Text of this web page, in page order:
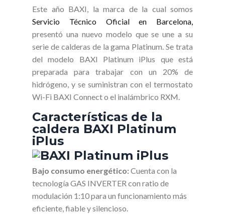
Este año BAXI, la marca de la cual somos
Servicio Técnico Oficial en Barcelona,
presentó una nuevo modelo que se une a su
serie de calderas de la gama Platinum. Se trata
del modelo BAXI Platinum iPlus que está
preparada para trabajar con un 20% de
hidrógeno, y se suministran con el termostato
Wi-Fi BAXI Connect o el inalámbrico RXM.
Características de la
caldera BAXI Platinum
iPlus
Bajo consumo energético:Cuenta con la
tecnología GAS INVERTER con ratio de
modulación 1:10 para un funcionamiento más
eficiente, fiable y silencioso.